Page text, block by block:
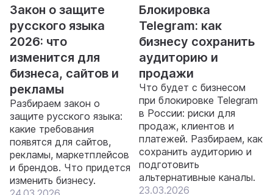
Закон о защите
русского языка
2026: что
изменится для
бизнеса, сайтов и
рекламы
Разбираем закон о
защите русского языка:
какие требования
появятся для сайтов,
рекламы, маркетплейсов
и брендов. Что придется
изменить бизнесу.
Блокировка
Telegram: как
бизнесу сохранить
аудиторию и
продажи
Что будет с бизнесом
при блокировке Telegram
в России: риски для
продаж, клиентов и
платежей. Разбираем, как
сохранить аудиторию и
подготовить
альтернативные каналы.
23.03.2026